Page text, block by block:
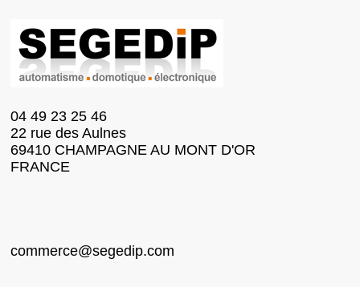
04 49 23 25 46
22 rue des Aulnes
69410 CHAMPAGNE AU MONT D'OR
FRANCE
commerce@segedip.com